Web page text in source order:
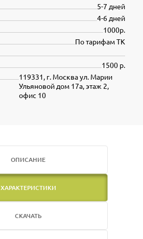
5-7 дней
4-6 дней
1000р.
По тарифам ТК
1500 р.
119331, г. Москва ул. Марии
Ульяновой дом 17а, этаж 2,
офис 10
ОПИСАНИЕ
ХАРАКТЕРИСТИКИ
СКАЧАТЬ